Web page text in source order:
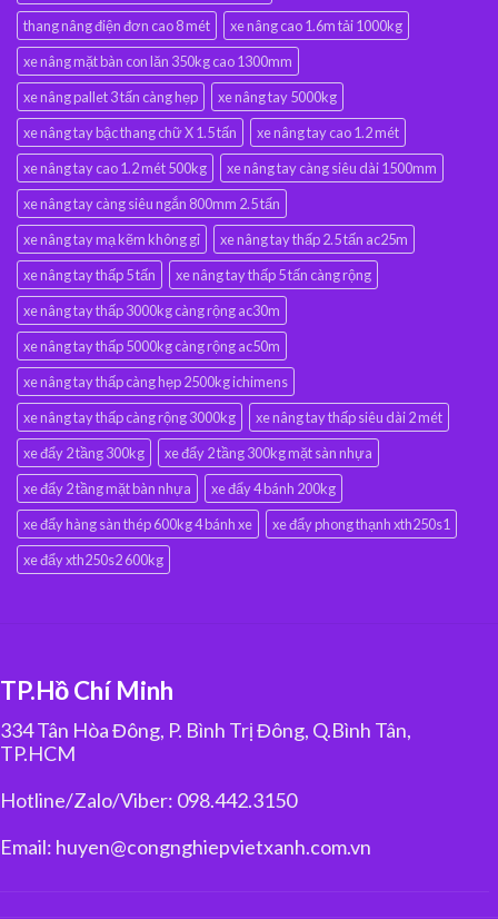
thang nâng điện đơn cao 8 mét
xe nâng cao 1.6m tải 1000kg
xe nâng mặt bàn con lăn 350kg cao 1300mm
xe nâng pallet 3 tấn càng hẹp
xe nâng tay 5000kg
xe nâng tay bậc thang chữ X 1.5 tấn
xe nâng tay cao 1.2 mét
xe nâng tay cao 1.2 mét 500kg
xe nâng tay càng siêu dài 1500mm
xe nâng tay càng siêu ngắn 800mm 2.5 tấn
xe nâng tay mạ kẽm không gỉ
xe nâng tay thấp 2.5 tấn ac25m
xe nâng tay thấp 5 tấn
xe nâng tay thấp 5 tấn càng rộng
xe nâng tay thấp 3000kg càng rộng ac30m
xe nâng tay thấp 5000kg càng rộng ac50m
xe nâng tay thấp càng hẹp 2500kg ichimens
xe nâng tay thấp càng rộng 3000kg
xe nâng tay thấp siêu dài 2 mét
xe đẩy 2 tầng 300kg
xe đẩy 2 tầng 300kg mặt sàn nhựa
xe đẩy 2 tầng mặt bàn nhựa
xe đẩy 4 bánh 200kg
xe đẩy hàng sàn thép 600kg 4 bánh xe
xe đẩy phong thạnh xth250s1
xe đẩy xth250s2 600kg
TP.Hồ Chí Minh
334 Tân Hòa Đông, P. Bình Trị Đông, Q.Bình Tân,
TP.HCM
Hotline/Zalo/Viber: 098.442.3150
Email: huyen@congnghiepvietxanh.com.vn